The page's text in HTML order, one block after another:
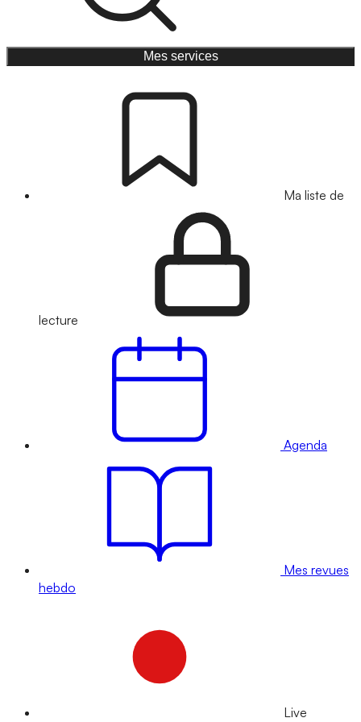
Mes services
Ma liste de
lecture
Agenda
Mes revues
hebdo
Live